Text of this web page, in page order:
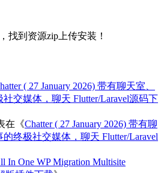
找到资源zip上传安装！
( 27 January 2026) 带有聊天室、
交媒体，聊天 Flutter/Laravel源码下
在《Chatter ( 27 January 2026) 带有聊
终极社交媒体，聊天 Flutter/Laravel
In One WP Migration Multisite